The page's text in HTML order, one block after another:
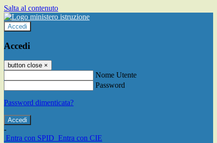
Salta al contenuto
Accedi
Accedi
button close ×
Nome Utente
Password
Password dimenticata?
-
Entra con SPID Entra con CIE